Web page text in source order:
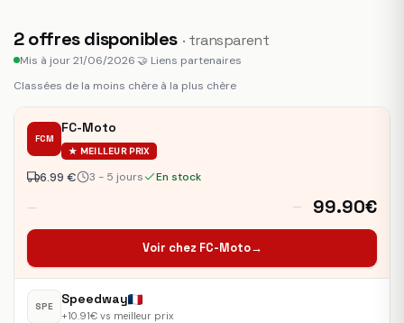
2 offres disponibles · transparent
Mis à jour 21/06/2026🤝 Liens partenaires
Classées de la moins chère à la plus chère
FCM
FC-Moto
★ MEILLEUR PRIX
—
6.99 € 3 - 5 jours En stock
— 99.90€
Voir chez FC-Moto→
SPE Speedway
+10.91€ vs meilleur prix